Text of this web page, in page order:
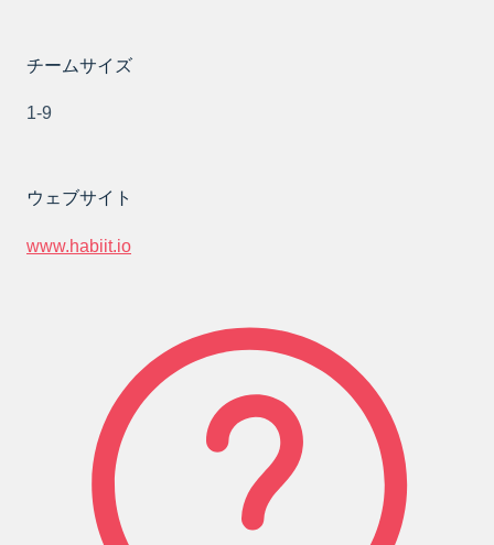
チームサイズ
1-9
ウェブサイト
www.habiit.io